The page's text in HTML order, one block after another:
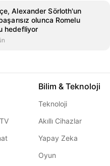
Alexander Sörloth'un
olunca Romelu
hedefliyor
Bilim & Teknoloji
Teknoloji
Akıllı Cihazlar
Yapay Zeka
Oyun